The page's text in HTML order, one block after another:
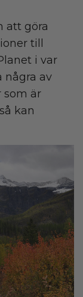
att göra
till
i var
några av
som är
kan